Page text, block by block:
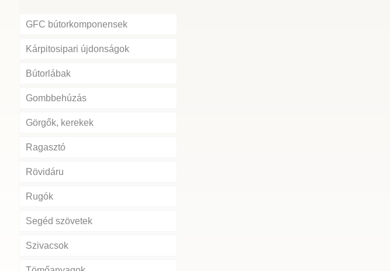
GFC bútorkomponensek
Kárpitosipari újdonságok
Bútorlábak
Gombbehúzás
Görgők, kerekek
Ragasztó
Rövidáru
Rugók
Segéd szövetek
Szivacsok